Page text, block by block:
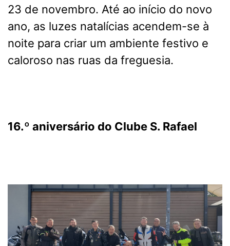
23 de novembro. Até ao início do novo
ano, as luzes natalícias acendem-se à
noite para criar um ambiente festivo e
caloroso nas ruas da freguesia.
16.º aniversário do Clube S. Rafael